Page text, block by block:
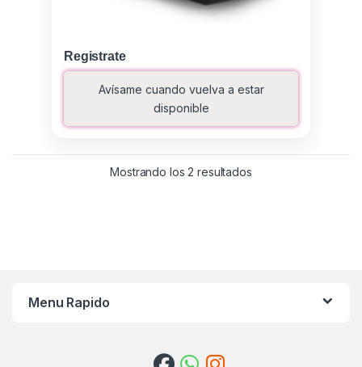
Registrate
Avísame cuando vuelva a estar
disponible
Mostrando los 2 resultadosOrdenado por los
Menu Rapido